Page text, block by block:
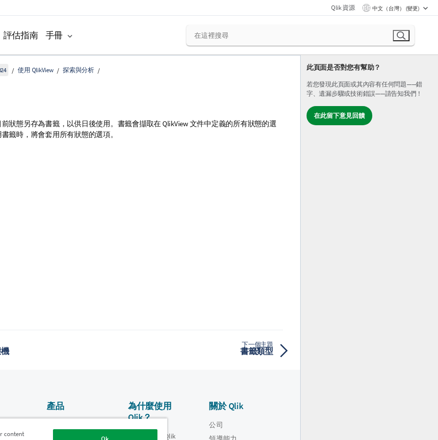
Qlik 資源 中文（台灣） (變更)
評估指南 手冊
此頁面是否對您有幫助？
若您發現此頁面或其內容有任何問題——錯
字、遺漏步驟或技術錯誤——請告知我們！
在此留下意見回饋
使用 QlikView 探索與分析
狀態另存為書籤，以供日後使用。書籤會擷取在 QlikView 文件中定義的所有狀態的選
籤時，將會套用所有狀態的選項。
下一個主題
書籤類型
產品
為什麼使用
Qlik？
為什麼使用 Qlik
關於 Qlik
公司
content